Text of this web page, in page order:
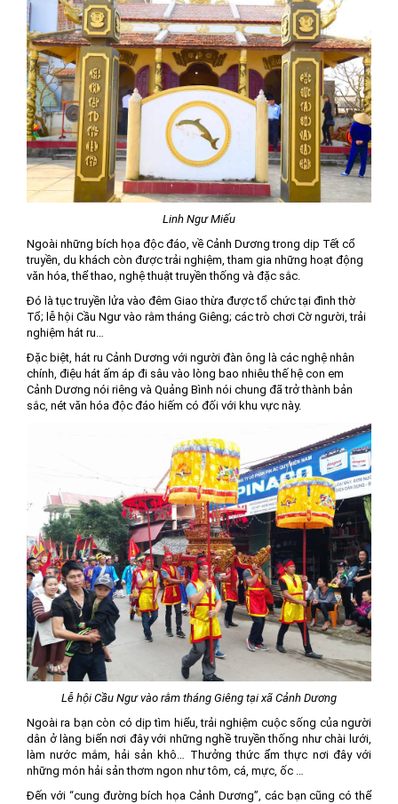
Linh Ngư Miếu
Ngoài những bích họa độc đáo, về Cảnh Dương trong dịp Tết cổ
truyền, du khách còn được trải nghiệm, tham gia những hoạt động
văn hóa, thể thao, nghệ thuật truyền thống và đặc sắc.
Đó là tục truyền lửa vào đêm Giao thừa được tổ chức tại đình thờ
Tổ; lễ hội Cầu Ngư vào rằm tháng Giêng; các trò chơi Cờ người, trải
nghiệm hát ru…
Đặc biệt, hát ru Cảnh Dương với người đàn ông là các nghệ nhân
chính, điệu hát ấm áp đi sâu vào lòng bao nhiêu thế hệ con em
Cảnh Dương nói riêng và Quảng Bình nói chung đã trở thành bản
sắc, nét văn hóa độc đáo hiếm có đối với khu vực này.
Lễ hội Cầu Ngư vào rằm tháng Giêng tại xã Cảnh Dương
Ngoài ra bạn còn có dịp tìm hiểu, trải nghiệm cuộc sống của người
dân ở làng biển nơi đây với những nghề truyền thống như chài lưới,
làm nước mắm, hải sản khô… Thưởng thức ẩm thực nơi đây với
những món hải sản thơm ngon như tôm, cá, mực, ốc …
Đến với “cung đường bích họa Cảnh Dương”, các bạn cũng có thể